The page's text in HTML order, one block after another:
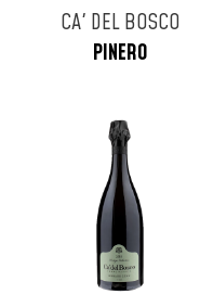
CA' DEL BOSCO
PINERO